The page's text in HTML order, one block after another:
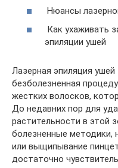
Нюансы
Как ухаживать
эпиляции ушей
Лазерная эпиляция
безболезненная
жестких волосков,
До недавних пор для
растительности в этой
болезненные методики,
или выщипывание
достаточно